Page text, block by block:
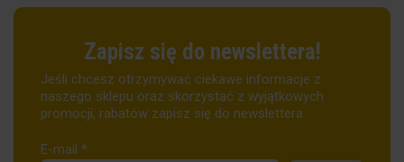
Zapisz się do newslettera!
Jeśli chcesz otrzymywać ciekawe informacje z
naszego sklepu oraz skorzystać z wyjątkowych
promocji, rabatów zapisz się do newslettera.
E-mail *